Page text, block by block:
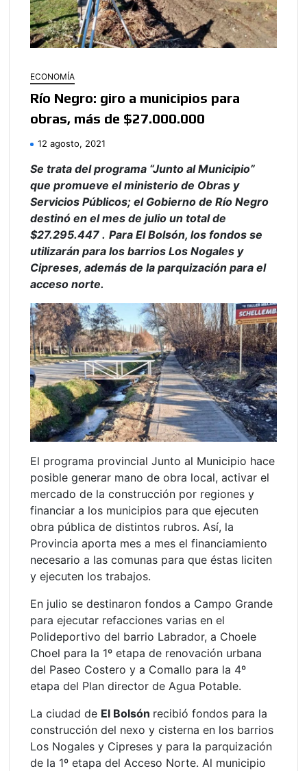
ECONOMÍA
Río Negro: giro a municipios para
obras, más de $27.000.000
12 agosto, 2021
Se trata del programa “Junto al Municipio”
que promueve el ministerio de Obras y
Servicios Públicos; el Gobierno de Río Negro
destinó en el mes de julio un total de
$27.295.447 . Para El Bolsón, los fondos se
utilizarán para los barrios Los Nogales y
Cipreses, además de la parquización para el
acceso norte.
El programa provincial Junto al Municipio hace
posible generar mano de obra local, activar el
mercado de la construcción por regiones y
financiar a los municipios para que ejecuten
obra pública de distintos rubros. Así, la
Provincia aporta mes a mes el financiamiento
necesario a las comunas para que éstas liciten
y ejecuten los trabajos.
En julio se destinaron fondos a Campo Grande
para ejecutar refacciones varias en el
Polideportivo del barrio Labrador, a Choele
Choel para la 1º etapa de renovación urbana
del Paseo Costero y a Comallo para la 4º
etapa del Plan director de Agua Potable.
La ciudad de El Bolsón recibió fondos para la
construcción del nexo y cisterna en los barrios
Los Nogales y Cipreses y para la parquización
de la 1º etapa del Acceso Norte. Al municipio